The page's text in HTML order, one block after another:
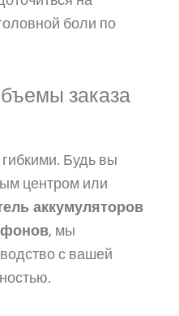
боли по
заказа
Будь вы
центром или
аккумуляторов
, мы
с вашей